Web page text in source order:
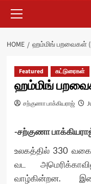
Menu
HOME ஹம்மிங் பறவைகள்
Featured கட்டுரைகள்
ஹம்மிங்
சற்குணா பாக்கியராஜ்
-சற்குணா
உலகத்தில் 330
வட
வாழ்கின்றன.